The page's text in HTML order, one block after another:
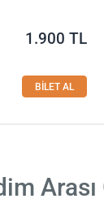
1.900 TL
BİLET AL